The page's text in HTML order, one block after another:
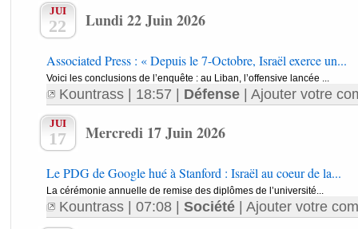
JUI
22 Lundi 22 Juin 2026
Associated Press : « Depuis le 7-Octobre, Israël exerce un...
Voici les conclusions de l’enquête : au Liban, l’offensive lancée ...
Kountrass| 18:57 | Défense| Ajouter votre
JUI
17 Mercredi 17 Juin 2026
Le PDG de Google hué à Stanford : Israël au coeur de la...
La cérémonie annuelle de remise des diplômes de l’université...
Kountrass| 07:08 | Société| Ajouter votre